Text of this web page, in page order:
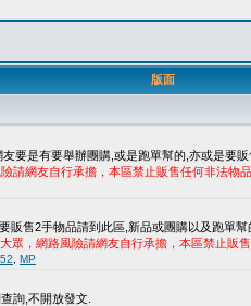
版面
要是有要舉辦團購,或是跑單幫的,亦或是要
請網友自行承擔，本區禁止販售任何非法物
販售2手物品請到此區,新品或團購以及跑單
眾，網路風險請網友自行承擔，本區禁止販
MP
詢,不開放發文.